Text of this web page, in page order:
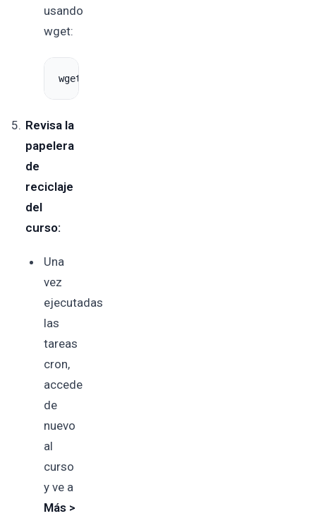
usando
wget:
wget
Revisa la
papelera
de
reciclaje
del
curso:
Una
vez
ejecutadas
las
tareas
cron,
accede
de
nuevo
al
curso
y ve a
Más >